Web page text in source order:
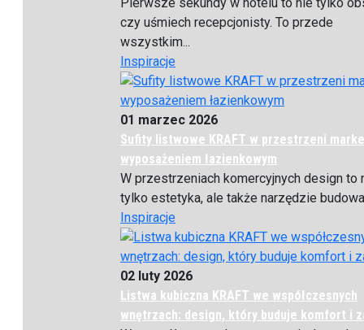
czy uśmiech recepcjonisty. To przede
wszystkim...
Inspiracje
01 marzec 2026
Sufity listwowe KRAFT w przestrzeni
wyposażeniem łazienkowym
W przestrzeniach komercyjnych design to
tylko estetyka, ale także narzędzie
Inspiracje
02 luty 2026
Listwa kubiczna KRAFT we współczesnych
wnętrzach: design, który buduje komfort i